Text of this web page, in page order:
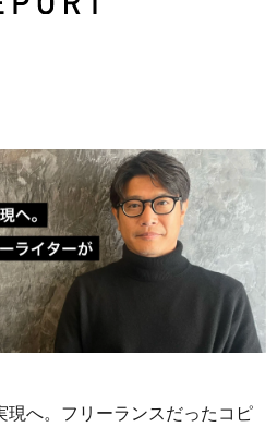
現へ。フリーランスだったコピ